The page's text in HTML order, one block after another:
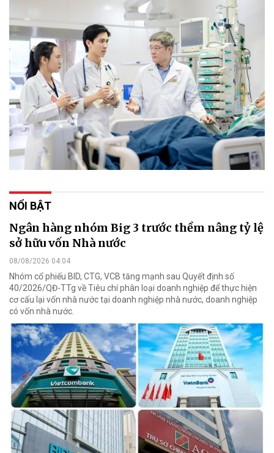
NỔI BẬT
Ngân hàng nhóm Big 3 trước thềm nâng tỷ lệ
sở hữu vốn Nhà nước
08/08/2026 04:04
Nhóm cổ phiếu BID, CTG, VCB tăng mạnh sau Quyết định số
40/2026/QĐ-TTg về Tiêu chí phân loại doanh nghiệp để thực hiện
cơ cấu lại vốn nhà nước tại doanh nghiệp nhà nước, doanh nghiệp
có vốn nhà nước.